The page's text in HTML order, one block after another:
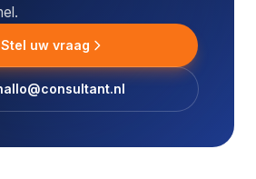
Stel uw vraag